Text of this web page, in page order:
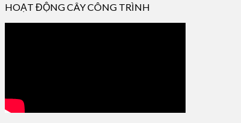
HOẠT ĐỘNG CÂY CÔNG TRÌNH